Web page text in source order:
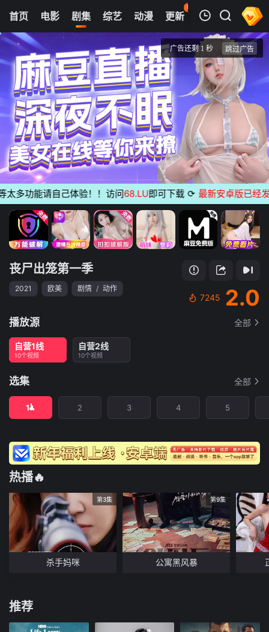
首页 电影 剧集 综艺 动漫 更新
89
热榜 APP
我的观影记录
1
丧尸出笼第一季
清空
能请自己体验！！访问 68.LU即可下载 ⟳ 最新安卓版已经发布
丧尸出笼第一季
2021 欧美 剧情 / 动作
7245 2.0
播放源 全部
自营1线
10个视频
自营2线
10个视频
选集 全部
1 2 3 4 5
热播🔥
第3集
杀手妈咪
第9集
公寓黑风暴
推荐